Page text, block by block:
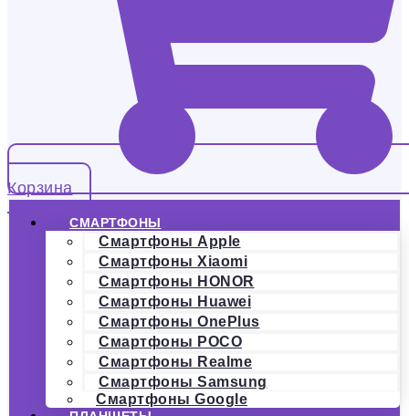
Корзина
СМАРТФОНЫ
Смартфоны Apple
Смартфоны Xiaomi
Смартфоны HONOR
Смартфоны Huawei
Смартфоны OnePlus
Смартфоны POCO
Смартфоны Realme
Смартфоны Samsung
Смартфоны Google